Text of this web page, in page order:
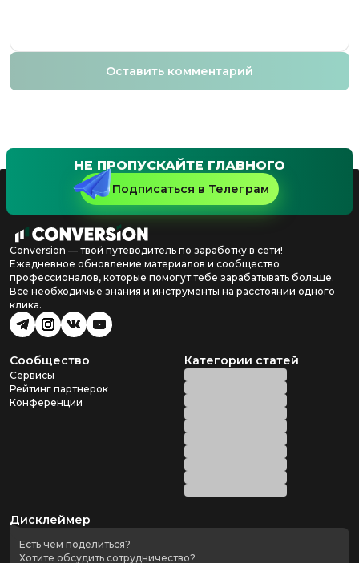
Оставить комментарий
НЕ ПРОПУСКАЙТЕ ГЛАВНОГО
Подписаться в Телеграм
Conversion — твой путеводитель по заработку в сети!
Ежедневное обновление материалов и сообщество
профессионалов, которые помогут тебе зарабатывать больше.
Все необходимые знания и инструменты на расстоянии одного
клика.
Сообщество
Сервисы
Рейтинг партнерок
Конференции
Категории статей
Дисклеймер
Есть чем поделиться?
Хотите обсудить сотрудничество?